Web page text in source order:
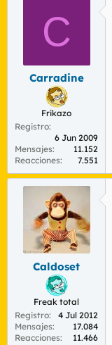
C
Carradine
Frikazo
Registro
6 Jun 2009
Mensajes
11.152
Reacciones
7.551
Caldoset
Freak total
Registro
4 Jul 2012
Mensajes
17.084
Reacciones
11.466